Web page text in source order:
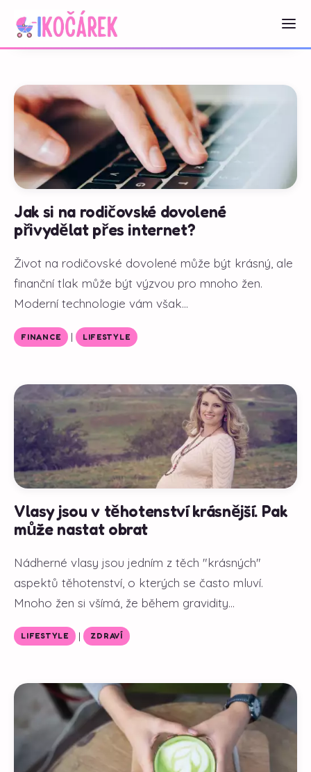
Jak si na rodičovské dovolené
přivydělat přes internet?
Život na rodičovské dovolené může být krásný, ale
finanční tlak může být výzvou pro mnoho žen.
Moderní technologie vám však...
FINANCE | LIFESTYLE
Vlasy jsou v těhotenství krásnější. Pak
může nastat obrat
Nádherné vlasy jsou jedním z těch "krásných"
aspektů těhotenství, o kterých se často mluví.
Mnoho žen si všímá, že během gravidity...
LIFESTYLE | ZDRAVÍ